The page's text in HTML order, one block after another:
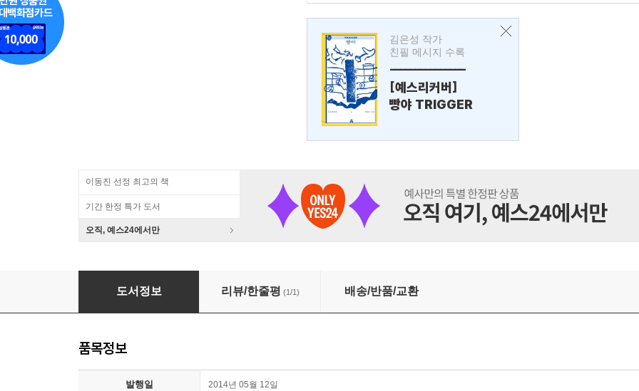
김은성 작가
친필 메시지 수록
---------------
[예스리커버]
빵야 TRIGGER
이동진 선정 최고의 책
기간 한정 특가 도서
오직, 예스24에서만
한시의 성좌
도서정보 리뷰/한줄평 (1/1) 배송/반품/교환
품목정보
발행일 2014년 05월 12일